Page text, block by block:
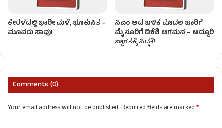
ಕೇರಳದಲ್ಲಿ ಭಾರೀ ಮಳೆ, ಭೂಕುಸಿತ –
ಮೂವರು ಸಾವು!
ಸಿಎಂ ಆದ ಬಳಿಕ ಮೊದಲ ಬಾರಿಗೆ
ಮೈಸೂರಿಗೆ ಡಿಕೆಶಿ ಆಗಮನ – ಅದ್ದೂರಿ
ಸ್ವಾಗತಕ್ಕೆ ಸಿದ್ಧತೆ!
Comments (0)
Your email address will not be published.Required fields are marked*